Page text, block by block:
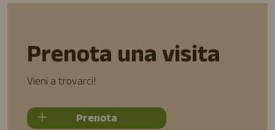
Prenota una visita
Vieni a trovarci!
Prenota